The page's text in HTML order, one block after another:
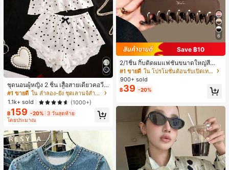
ชุดนอนผู้หญิง 2 ชิ้น เสื้อสายเดี่ยวคอวีลู
กไม้ พร้อมกางเกงขาสั้นแต่งลูกไม้ แต่ง
โบว์ที่เอว ชุดลำลองผู้หญิงนุ่มสบายน่ารั
ก สไตล์เอสเธติก
#1 ขายดี
ใน ลำลอง-ยัง ชุดเลานจ์สำหรับผู้หญิง
1.1k+ sold
(1000+)
฿159 -20% 3 วันสุดท้าย
โดยประมาณ
6
Save ฿10
2/1ชิ้น กิ๊บติดผมแฟชั่นขนาดใหญ่สีน้ำ
ตาลชานมสำหรับผู้หญิง เหมาะสำหรับก
ารอาบน้ำ ล้างหน้า และจัดแต่งทรงผม
#1 ขายดี
ใน โปรโมชั่นต้อนรับเปิดเทอม เครื่องประดับผมผู้หญิง
900+ sold
฿39 -20%